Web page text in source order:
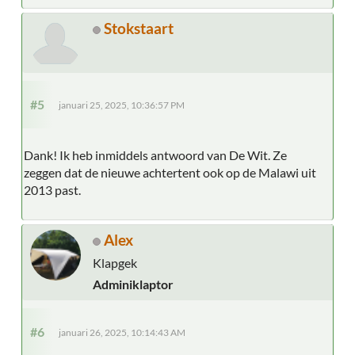
Stokstaart
#5 januari 25, 2025, 10:36:57 PM
Dank! Ik heb inmiddels antwoord van De Wit. Ze
zeggen dat de nieuwe achtertent ook op de Malawi uit
2013 past.
Alex
Klapgek
Adminiklaptor
#6 januari 26, 2025, 10:14:43 AM